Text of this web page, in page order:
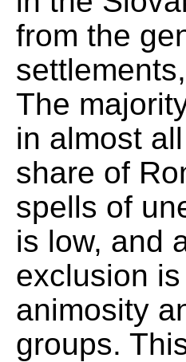
from the
The
in almost
share of
spells of
is low, and
exclusion
animosity
groups.